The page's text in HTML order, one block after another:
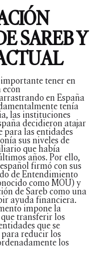
SAREB Y
tener en
econ
en España
tenía
las instituciones
decidieron atajar
para las entidades
sus niveles de
que había
años. Por ello,
firmó con sus
de Entendimiento
como MOU) y
de Sareb como una
ayuda financiera.
impone la
transferir los
que se
reducir los
los